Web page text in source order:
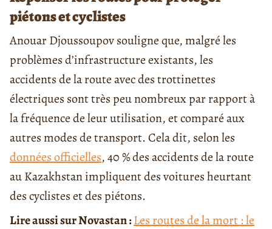
piétons et cyclistes
Anouar Djoussoupov souligne que, malgré les
problèmes d’infrastructure existants, les
accidents de la route avec des trottinettes
électriques sont très peu nombreux par rapport à
la fréquence de leur utilisation, et comparé aux
autres modes de transport. Cela dit, selon les
données officielles, 40 % des accidents de la route
au Kazakhstan impliquent des voitures heurtant
des cyclistes et des piétons.
Lire aussi sur Novastan :Les routes de la mort : le